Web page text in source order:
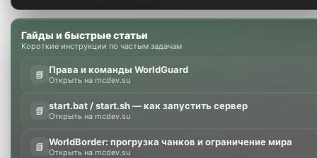
Гайды и быстрые статьи
Короткие инструкции по частым задачам
📘 Права и команды WorldGuard
Открыть на mcdev.su
📘 start.bat / start.sh — как запустить сервер
Открыть на mcdev.su
📘 WorldBorder: прогрузка чанков и ограничение мира
Открыть на mcdev.su